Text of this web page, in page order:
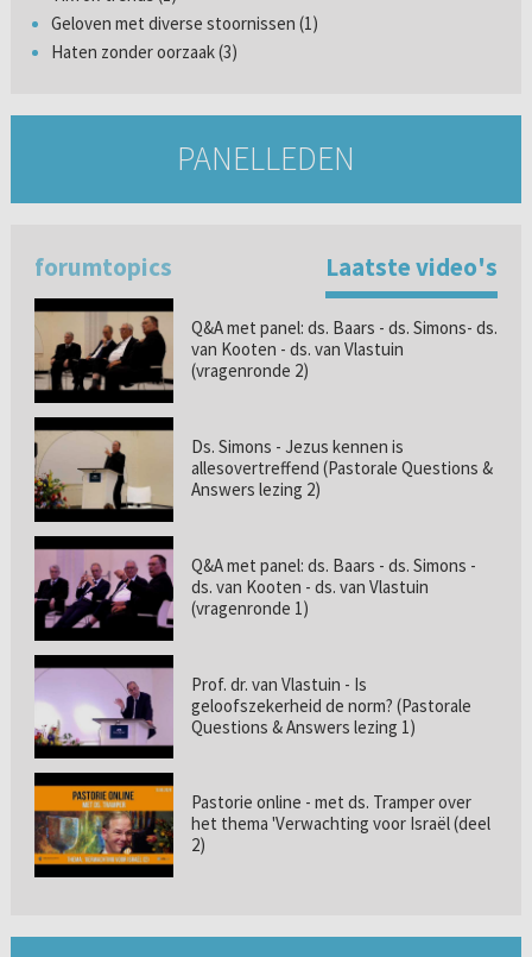
Geloven met diverse stoornissen (1)
Haten zonder oorzaak (3)
PANELLEDEN
forumtopics Laatste video's
Q&A met panel: ds. Baars - ds. Simons- ds.
van Kooten - ds. van Vlastuin
(vragenronde 2)
Ds. Simons - Jezus kennen is
allesovertreffend (Pastorale Questions &
Answers lezing 2)
Q&A met panel: ds. Baars - ds. Simons -
ds. van Kooten - ds. van Vlastuin
(vragenronde 1)
Prof. dr. van Vlastuin - Is
geloofszekerheid de norm? (Pastorale
Questions & Answers lezing 1)
Pastorie online - met ds. Tramper over
het thema 'Verwachting voor Israël (deel
2)